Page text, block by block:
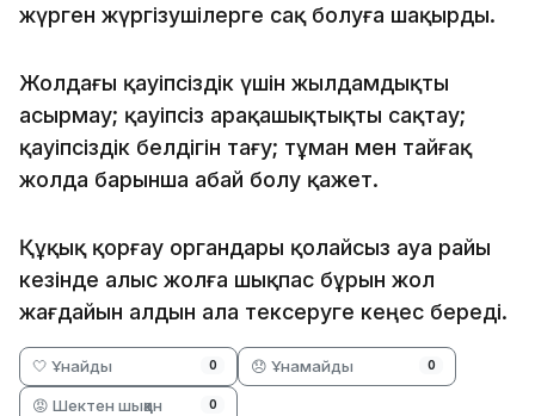
жүрген жүргізушілерге сақ болуға шақырды.
Жолдағы қауіпсіздік үшін жылдамдықты
асырмау; қауіпсіз арақашықтықты сақтау;
қауіпсіздік белдігін тағу; тұман мен тайғақ
жолда барынша абай болу қажет.
Құқық қорғау органдары қолайсыз ауа райы
кезінде алыс жолға шықпас бұрын жол
жағдайын алдын ала тексеруге кеңес береді.
🤍 Ұнайды 0 😞 Ұнамайды 0
😡 Шектен шыққан 0